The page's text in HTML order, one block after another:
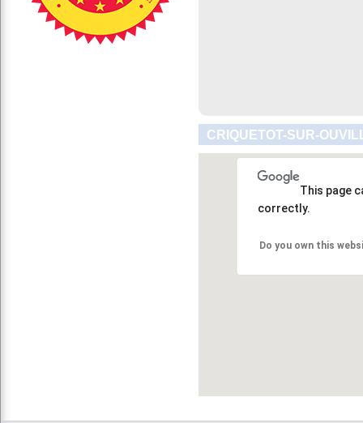
CRIQUETOT-SUR-
This page
correctly.
Do you own this